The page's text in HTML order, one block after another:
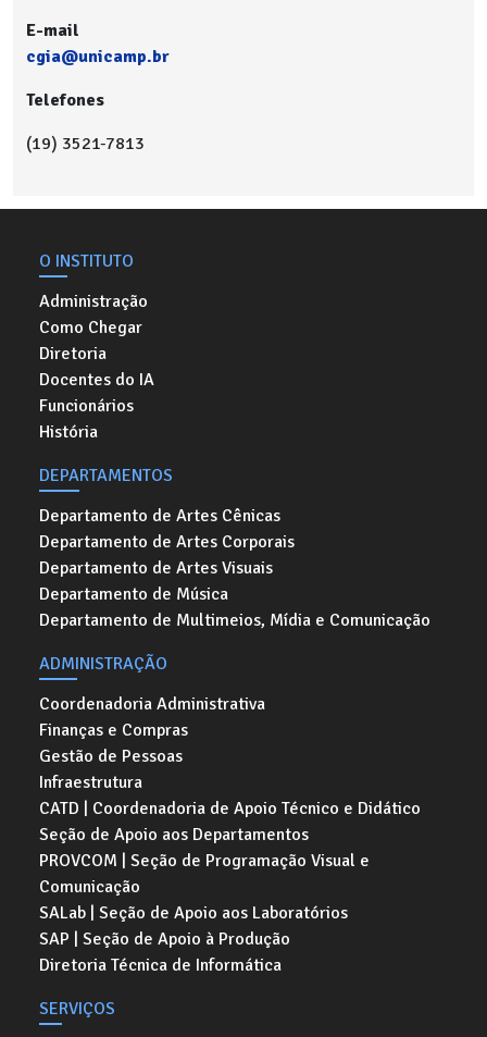
E-mail
cgia@unicamp.br
Telefones
(19) 3521-7813
O INSTITUTO
Administração
Como Chegar
Diretoria
Docentes do IA
Funcionários
História
DEPARTAMENTOS
Departamento de Artes Cênicas
Departamento de Artes Corporais
Departamento de Artes Visuais
Departamento de Música
Departamento de Multimeios, Mídia e Comunicação
ADMINISTRAÇÃO
Coordenadoria Administrativa
Finanças e Compras
Gestão de Pessoas
Infraestrutura
CATD | Coordenadoria de Apoio Técnico e Didático
Seção de Apoio aos Departamentos
PROVCOM | Seção de Programação Visual e
Comunicação
SALab | Seção de Apoio aos Laboratórios
SAP | Seção de Apoio à Produção
Diretoria Técnica de Informática
SERVIÇOS